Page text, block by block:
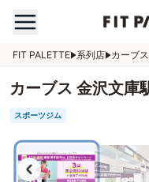
FIT PALETTE 系列店 カーブス
カーブス 金沢文庫
スポーツジム